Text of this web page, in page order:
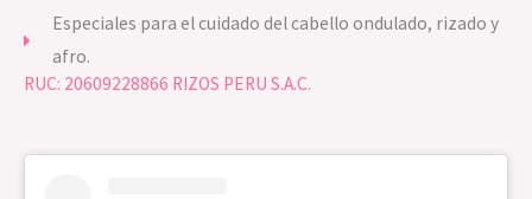
Especiales para el cuidado del cabello ondulado, rizado y
afro.
RUC: 20609228866 RIZOS PERU S.A.C.